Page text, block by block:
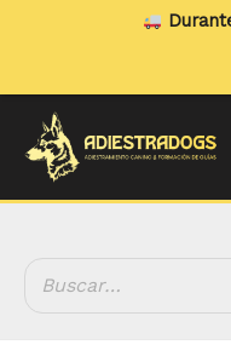
Durante